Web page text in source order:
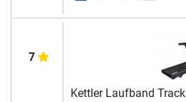
7
Kettler Laufband Track